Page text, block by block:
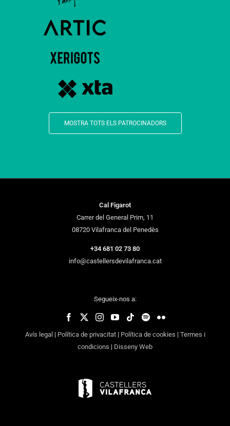
MOSTRA TOTS ELS PATROCINADORS
Cal Figarot
Carrer del General Prim, 11
08720 Vilafranca del Penedès
+34 681 02 73 80
info@castellersdevilafranca.cat
Segueix-nos a:
Avís legal | Política de privacitat| Política de cookies | Termes i
condicions | Disseny Web